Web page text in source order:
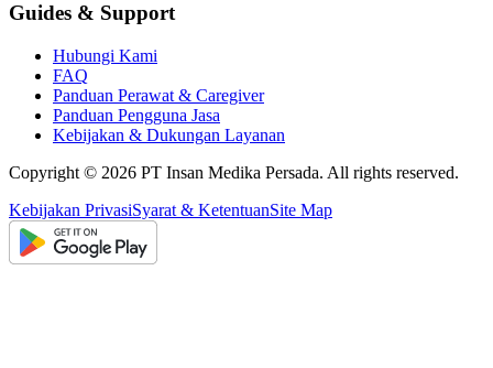
Guides & Support
Hubungi Kami
FAQ
Panduan Perawat & Caregiver
Panduan Pengguna Jasa
Kebijakan & Dukungan Layanan
Copyright © 2026 PT Insan Medika Persada. All rights reserved.
Kebijakan PrivasiSyarat & KetentuanSite Map